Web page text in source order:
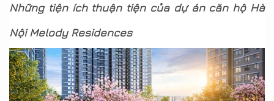
Những tiện ích thuận tiện của dự án căn hộ Hà
Nội Melody Residences